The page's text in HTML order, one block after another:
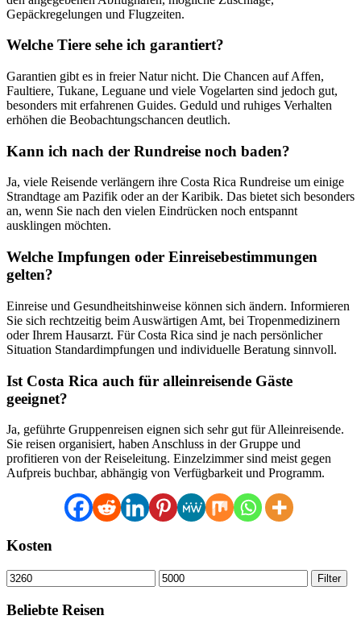
Gepäckregelungen und Flugzeiten.
Welche Tiere sehe ich garantiert?
Garantien gibt es in freier Natur nicht. Die Chancen auf Affen,
Faultiere, Tukane, Leguane und viele Vogelarten sind jedoch gut,
besonders mit erfahrenen Guides. Geduld und ruhiges Verhalten
erhöhen die Beobachtungschancen deutlich.
Kann ich nach der Rundreise noch baden?
Ja, viele Reisende verlängern ihre Costa Rica Rundreise um einige
Strandtage am Pazifik oder an der Karibik. Das bietet sich besonders
an, wenn Sie nach den vielen Eindrücken noch entspannt
ausklingen möchten.
Welche Impfungen oder Einreisebestimmungen
gelten?
Einreise und Gesundheitshinweise können sich ändern. Informieren
Sie sich rechtzeitig beim Auswärtigen Amt, bei Tropenmedizinern
oder Ihrem Hausarzt. Für Costa Rica sind je nach persönlicher
Situation Standardimpfungen und individuelle Beratung sinnvoll.
Ist Costa Rica auch für alleinreisende Gäste
geeignet?
Ja, geführte Gruppenreisen eignen sich sehr gut für Alleinreisende.
Sie reisen organisiert, haben Anschluss in der Gruppe und
profitieren von der Reiseleitung. Einzelzimmer sind meist gegen
Aufpreis buchbar, abhängig von Verfügbarkeit und Programm.
Kosten
Min.
Preis
Max.
Preis
Filter
Beliebte Reisen